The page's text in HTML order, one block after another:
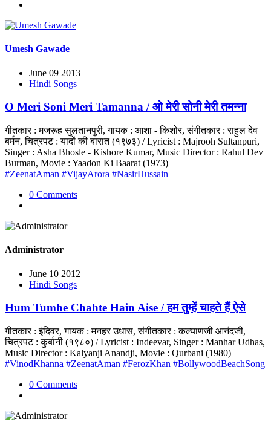
Umesh Gawade
June 09 2013
Hindi Songs
O Meri Soni Meri Tamanna / ओ मेरी सोनी मेरी तमन्ना
गीतकार : मजरूह सुलतानपुरी, गायक : आशा - किशोर, संगीतकार : राहुल देव
बर्मन, चित्रपट : यादों की बारात (१९७३) / Lyricist : Majrooh Sultanpuri,
Singer : Asha Bhosle - Kishore Kumar, Music Director : Rahul Dev
Burman, Movie : Yaadon Ki Baarat (1973)
#ZeenatAman #VijayArora #NasirHussain
0 Comments
Administrator
June 10 2012
Hindi Songs
Hum Tumhe Chahte Hain Aise / हम तुम्हें चाहते हैं ऐसे
गीतकार : इंदिवर, गायक : मनहर उधास, संगीतकार : कल्याणजी आनंदजी,
चित्रपट : कुर्बानी (१९८०) / Lyricist : Indeevar, Singer : Manhar Udhas,
Music Director : Kalyanji Anandji, Movie : Qurbani (1980)
#VinodKhanna #ZeenatAman #FerozKhan #BollywoodBeachSong
0 Comments